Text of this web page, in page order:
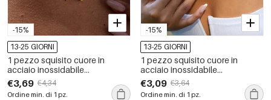
-15%
13-25 GIORNI
1 pezzo squisito cuore in
acciaio inossidabile
impermeabile color oro collane
con ciondolo da donna
€3,69 €4,34
Ordine min. di 1 pz.
-15%
13-25 GIORNI
1 pezzo squisito cuore in
acciaio inossidabile
impermeabile color oro collane
con ciondolo da donna
€3,09 €3,64
Ordine min. di 1 pz.